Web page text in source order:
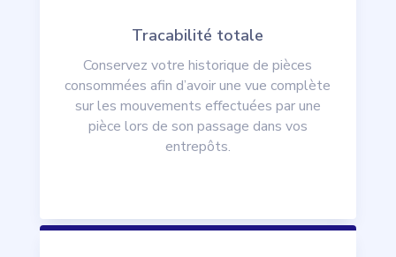
Tracabilité totale
Conservez votre historique de pièces
consommées afin d’avoir une vue complète
sur les mouvements effectuées par une
pièce lors de son passage dans vos
entrepôts.